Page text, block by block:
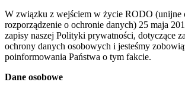
W związku z wejściem w życie RODO (unijne
rozporządzenie o ochronie danych) 25 maja
zapisy naszej Polityki prywatności, dotyczące
ochrony danych osobowych i jesteśmy
poinformowania Państwa o tym fakcie.
Dane osobowe